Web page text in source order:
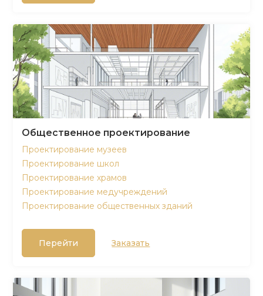
Общественное проектирование
Проектирование музеев
Проектирование школ
Проектирование храмов
Проектирование медучреждений
Проектирование общественных зданий
Перейти Заказать